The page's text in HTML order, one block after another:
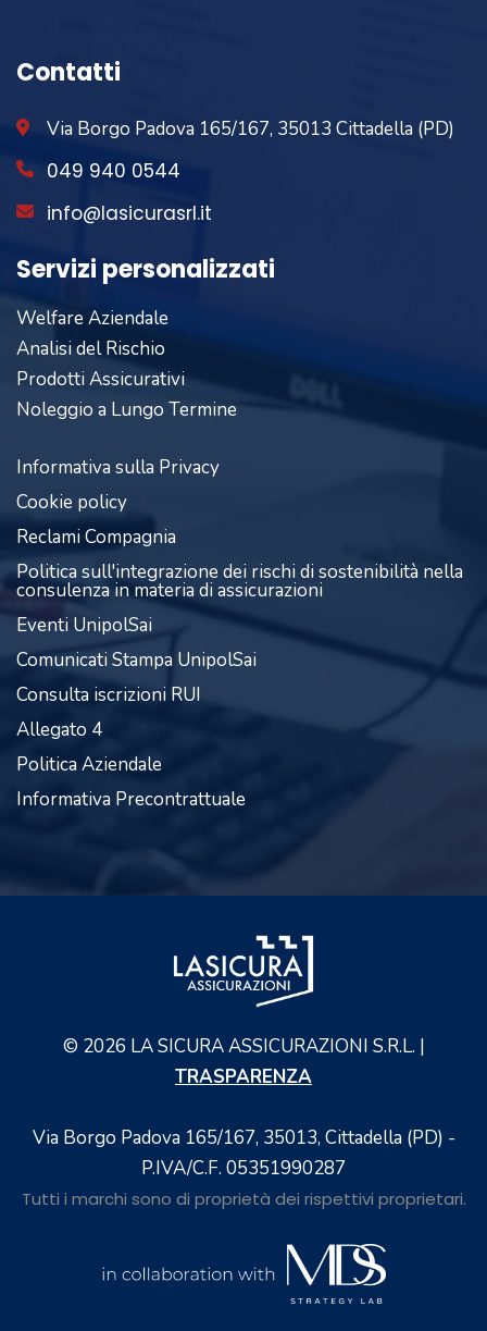
Contatti
Via Borgo Padova 165/167, 35013 Cittadella (PD)
049 940 0544
info@lasicurasrl.it
Servizi personalizzati
Welfare Aziendale
Analisi del Rischio
Prodotti Assicurativi
Noleggio a Lungo Termine
Informativa sulla Privacy
Cookie policy
Reclami Compagnia
Politica sull'integrazione dei rischi di sostenibilità nella
consulenza in materia di assicurazioni
Eventi UnipolSai
Comunicati Stampa UnipolSai
Consulta iscrizioni RUI
Allegato 4
Politica Aziendale
Informativa Precontrattuale
© 2026 LA SICURA ASSICURAZIONI S.R.L. |
TRASPARENZA
Via Borgo Padova 165/167, 35013, Cittadella (PD) -
P.IVA/C.F. 05351990287
Tutti i marchi sono di proprietà dei rispettivi proprietari.